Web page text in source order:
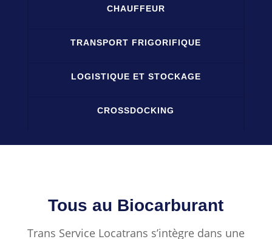
CHAUFFEUR
TRANSPORT FRIGORIFIQUE
LOGISTIQUE ET STOCKAGE
CROSSDOCKING
Tous au Biocarburant
Trans Service Locatrans s’intègre dans une